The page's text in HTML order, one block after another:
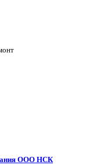
ООО НСК